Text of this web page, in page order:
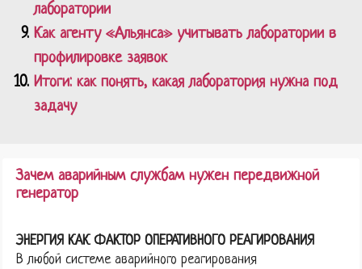
лаборатории
Как агенту «Альянса» учитывать лаборатории в
профилировке заявок
Итоги: как понять, какая лаборатория нужна под
задачу
Зачем аварийным службам нужен передвижной
генератор
ЭНЕРГИЯ КАК ФАКТОР ОПЕРАТИВНОГО РЕАГИРОВАНИЯ
В любой системе аварийного реагирования